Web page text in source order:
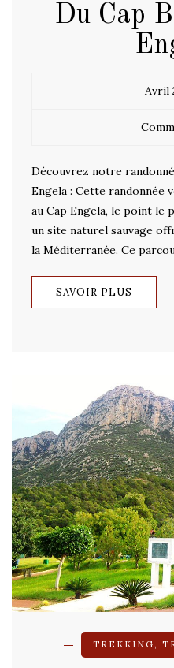
Du Cap
Avril
Découvrez notre
Engela : Cette randonnée
au Cap Engela, le point le
un site naturel sauvage
la Méditerranée. Ce
SAVOIR PLUS
TREKKING ,